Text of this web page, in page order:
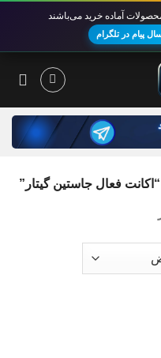
آماده خرید می‌باشند
پیام در تلگرام
فعال جاستین گیتار”